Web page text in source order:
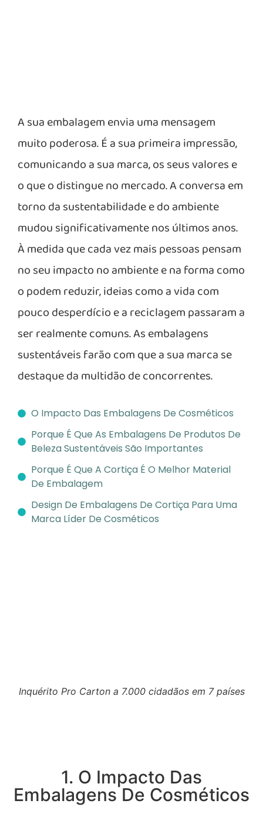
A sua embalagem envia uma mensagem
muito poderosa. É a sua primeira impressão,
comunicando a sua marca, os seus valores e
o que o distingue no mercado. A conversa em
torno da sustentabilidade e do ambiente
mudou significativamente nos últimos anos.
À medida que cada vez mais pessoas pensam
no seu impacto no ambiente e na forma como
o podem reduzir, ideias como a vida com
pouco desperdício e a reciclagem passaram a
ser realmente comuns. As embalagens
sustentáveis farão com que a sua marca se
destaque da multidão de concorrentes.
O Impacto Das Embalagens De Cosméticos
Porque É Que As Embalagens De Produtos De
Beleza Sustentáveis São Importantes
Porque É Que A Cortiça É O Melhor Material
De Embalagem
Design De Embalagens De Cortiça Para Uma
Marca Líder De Cosméticos
Inquérito Pro Carton a 7.000 cidadãos em 7 países
1. O Impacto Das
Embalagens De Cosméticos